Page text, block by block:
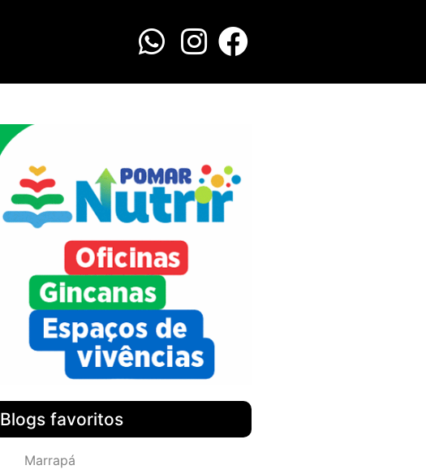
Blogs favoritos
Marrapá